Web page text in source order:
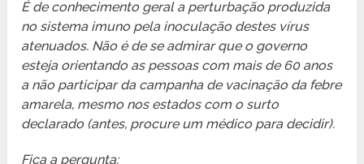
É de conhecimento geral a perturbação produzida
no sistema imuno pela inoculação destes vírus
atenuados. Não é de se admirar que o governo
esteja orientando as pessoas com mais de 60 anos
a não participar da campanha de vacinação da febre
amarela, mesmo nos estados com o surto
declarado (antes, procure um médico para decidir).
Fica a pergunta: